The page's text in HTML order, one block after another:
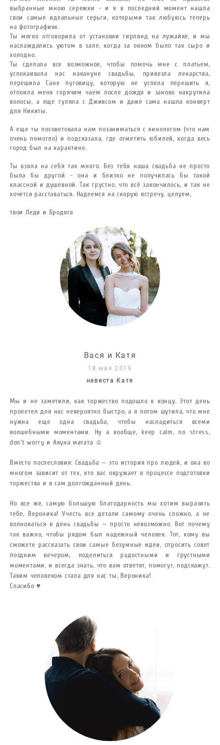
выбранные мною сережки - и я в последний момент нашла
свои самые идеальные серьги, которыми так любуюсь теперь
на фотографиях.
Ты мягко отговорила от установки гирлянд на лужайке, и мы
наслаждались уютом в зале, когда за окном было так сыро и
холодно.
Ты сделала все возможное, чтобы помочь мне с платьем,
успокаивала нас накануне свадьбы, привезла лекарства,
перешила Сане пуговицу, которую не успела перешить я,
отпоила меня горячим чаем после дождя и заново накрутила
волосы, а еще гуляла с Дживсом и даже сама нашла конверт
для Никиты.
А еще ты посоветовала нам позаниматься с кинологом (что нам
очень помогло) и подсказала, где отметить юбилей, когда весь
город был на карантине.
Ты взяла на себя так много. Без тебя наша свадьба не просто
была бы другой - она и близко не получилась бы такой
классной и душевной. Так грустно, что всё закончилось, и так не
хочется расставаться. Надеемся на скорую встречу, целуем,
твои Леди и Бродяга
Вася и Катя
18 мая 2019
невеста Катя
Мы и не заметили, как торжество подошло к концу. Этот день
пролетел для нас невероятно быстро, а я потом шутила, что мне
нужна еще одна свадьба, чтобы насладиться всеми
волшебными моментами. Ну а вообще, keep calm, no stress,
don’t worry и Акуна матата ☺
Вместо послесловия: Свадьба — это история про людей, и она во
многом зависит от тех, кто вас окружает в процессе подготовки
торжества и в сам долгожданный день.
Но все же, самую большую благодарность мы хотим выразить
тебе, Вероника! Учесть все детали самому очень сложно, а не
волноваться в день свадьбы — просто невозможно. Вот почему
так важно, чтобы рядом был надежный человек. Тот, кому вы
сможете рассказать свои самые безумные идеи, спросить совет
поздним вечером, поделиться радостными и грустными
моментами, и всегда знать, что вам ответят, помогут, подскажут.
Таким человеком стала для нас ты, Вероника!
Спасибо ♥